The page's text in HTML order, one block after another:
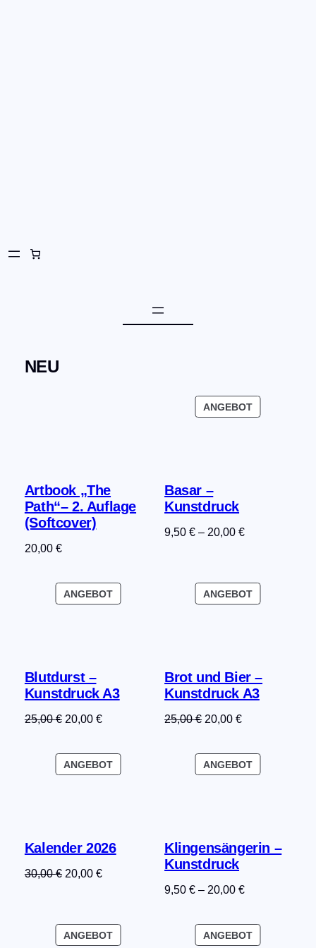
NEU
Artbook „The
Path“– 2. Auflage
(Softcover)
20,00 €
ANGEBOTPRODUKT
Basar –
Kunstdruck
9,50€ – 20,00€
ANGEBOTPRODUKT
Blutdurst –
Kunstdruck A3
25,00€ Ursprünglicher
war:
25,00 €
20,00 €Aktueller
ist:
20,00 €.
ANGEBOTPRODUKT
Brot und Bier –
Kunstdruck A3
25,00€ Ursprünglicher
war:
25,00 €
20,00€Aktueller
ist:
20,00 €.
ANGEBOTPRODUKT
Kalender 2026
30,00€ Ursprünglicher
30,00 €
20,00 €Aktueller
20,00 €.
ANGEBOTPRODUKT
Klingensängerin –
Kunstdruck
9,50€ – 20,00€
ANGEBOTPRODUKT
ANGEBOTPRODUKT